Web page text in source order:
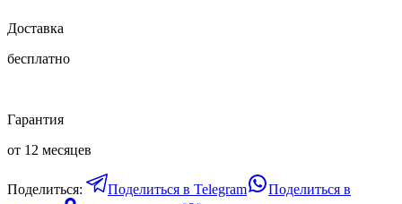
Доставка
бесплатно
Гарантия
от 12 месяцев
Поделиться: Поделиться в Telegram
Поделиться в